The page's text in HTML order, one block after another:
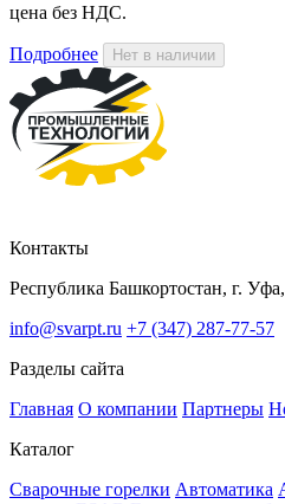
цена без НДС.
Подробнее Нет в наличии
Контакты
Республика Башкортостан, г.
info@svarpt.ru +7 (347) 287-77-57
Разделы сайта
Главная О компании Партнеры
Каталог
Cварочные горелки Автоматика